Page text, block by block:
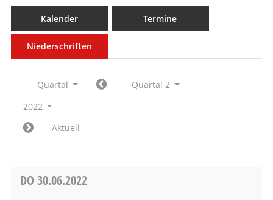
Kalender Termine
Niederschriften
Quartal
Quartal 2
2022
Aktuell
DO 30.06.2022